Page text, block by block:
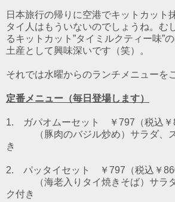
日本旅行の帰りに空港でキットカット
タイ人はもういないのでしょうね。む
るキットカット”タイミルクティー味”
土産として興味深いです（笑）。
それでは水曜からのランチメニューを
定番メニュー（毎日登場します）
1. ガパオムーセット ￥797（税込￥
（豚肉のバジル炒め） サラダ、
き
2. パッタイセット ￥797（税込￥
（海老入りタイ焼きそば） サラ
ク付き